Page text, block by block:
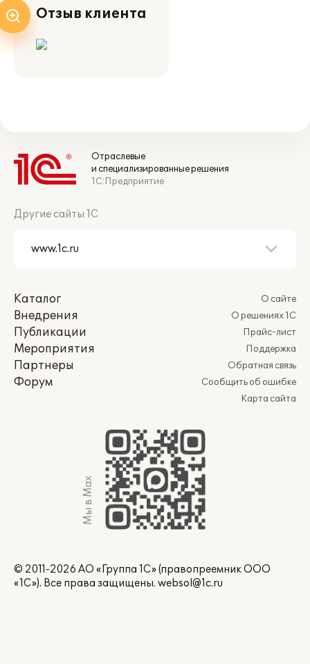
Отзыв клиента
Отраслевые
и специализированные решения
1С:Предприятие
Другие сайты 1С
Каталог
Внедрения
Публикации
Мероприятия
Партнеры
Форум
О сайте
О решениях 1С
Прайс-лист
Поддержка
Обратная связь
Сообщить об ошибке
Карта сайта
Мы в Max
© 2011-2026 АО «Группа 1С» (правопреемник ООО
«1С»). Все права защищены. websol@1c.ru